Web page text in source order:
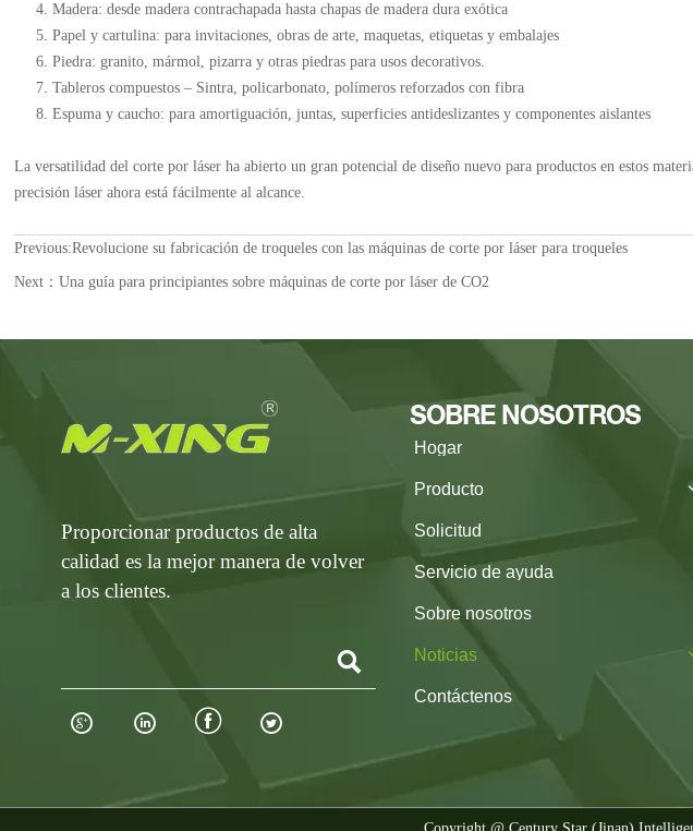
Madera: desde madera contrachapada hasta chapas de madera dura exótica
Papel y cartulina: para invitaciones, obras de arte, maquetas, etiquetas y embalajes
Piedra: granito, mármol, pizarra y otras piedras para usos decorativos.
Tableros compuestos – Sintra, policarbonato, polímeros reforzados con fibra
Espuma y caucho: para amortiguación, juntas, superficies antideslizantes y componentes aislantes
La versatilidad del corte por láser ha abierto un gran potencial de diseño nuevo para productos en estos
precisión láser ahora está fácilmente al alcance.
Previous:Revolucione su fabricación de troqueles con las máquinas de corte por láser para troqueles
Next：Una guía para principiantes sobre máquinas de corte por láser de CO2
Proporcionar productos de alta
calidad es la mejor manera de volver
a los clientes.

   
SOBRE NOSOTROS
Hogar
Producto
Solicitud
Servicio de ayuda
Sobre nosotros
Noticias
Contáctenos
Copyright @ Century Star (Jinan)